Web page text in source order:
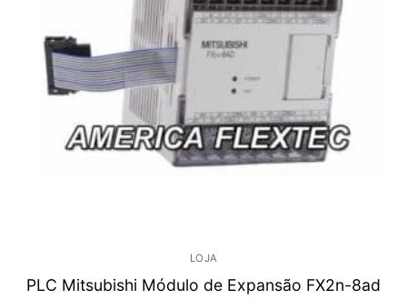
LOJA
PLC Mitsubishi Módulo de Expansão FX2n-8ad